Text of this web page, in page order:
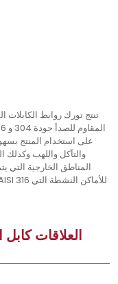
تنتج تورك روابط الكابلات
على استخدام المنتج
والتآكل واللهب وكذلك
المناطق الخارجية التي
العلاقات